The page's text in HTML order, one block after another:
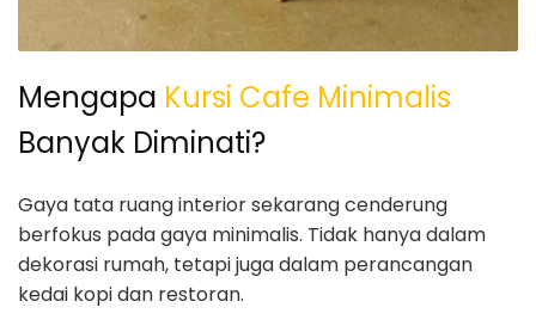
Mengapa Kursi Cafe Minimalis
Banyak Diminati?
Gaya tata ruang interior sekarang cenderung
berfokus pada gaya minimalis. Tidak hanya dalam
dekorasi rumah, tetapi juga dalam perancangan
kedai kopi dan restoran.